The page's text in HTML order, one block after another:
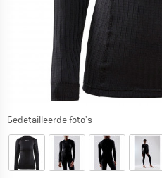
Gedetailleerde foto's